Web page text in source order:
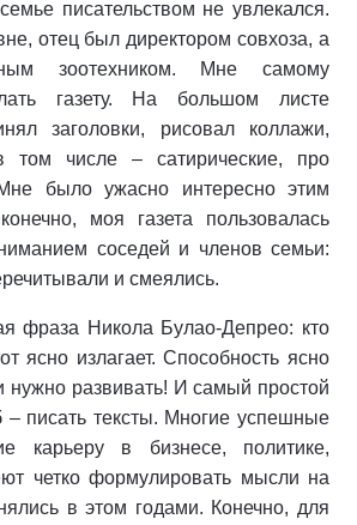
писательством не ув­лекался.
отец был директором совхоза, а
зоотехником. Мне само­му
газету. На большом листе
заголовки, рисовал коллажи,
том числе – сатирические, про
было ужас­но интересно этим
моя газета пользовалась
соседей и членов семьи:
и смеялись.
фраза Никола Булао-Депрео: кто
ясно излагает. Способность ясно
нужно развивать! И самый простой
– писать тексты. Многие успешные
карьеру в бизнесе, политике,
четко формулировать мысли на
в этом годами. Конеч­но, для